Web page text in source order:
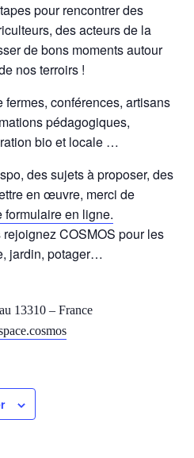
pour rencontrer des
des acteurs de la
de bons moments autour
nos terroirs !
conférences, artisans
pédagogiques,
bio et locale …
des sujets à proposer, des
en œuvre, merci de
formulaire en ligne.
COSMOS pour les
jardin, potager…
13310 – France